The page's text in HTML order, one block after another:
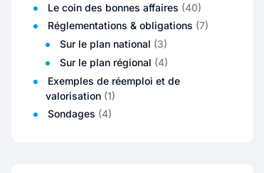
Le coin des bonnes affaires (40)
Réglementations & obligations (7)
Sur le plan national (3)
Sur le plan régional (4)
Exemples de réemploi et de
valorisation (1)
Sondages (4)